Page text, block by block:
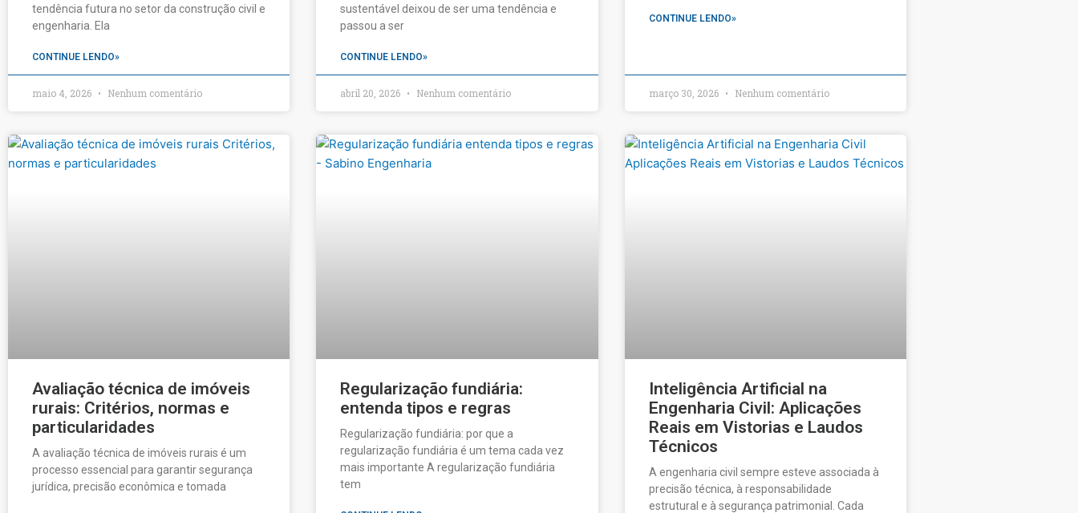
tendência futura no setor da construção civil e
engenharia. Ela
CONTINUE LENDO»
maio 4, 2026 Nenhum comentário
sustentável deixou de ser uma tendência e
passou a ser
CONTINUE LENDO»
abril 20, 2026 Nenhum comentário
CONTINUE LENDO»
março 30, 2026 Nenhum comentário
Avaliação técnica de imóveis
rurais: Critérios, normas e
particularidades
A avaliação técnica de imóveis rurais é um
processo essencial para garantir segurança
jurídica, precisão econômica e tomada
Regularização fundiária:
entenda tipos e regras
Regularização fundiária: por que a
regularização fundiária é um tema cada vez
mais importante A regularização fundiária
tem
Inteligência Artificial na
Engenharia Civil: Aplicações
Reais em Vistorias e Laudos
Técnicos
A engenharia civil sempre esteve associada à
precisão técnica, à responsabilidade
estrutural e à segurança patrimonial. Cada